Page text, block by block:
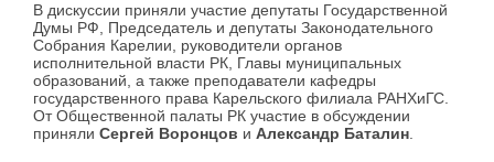
В дискуссии приняли участие депутаты Государственной
Думы РФ, Председатель и депутаты Законодательного
Собрания Карелии, руководители органов
исполнительной власти РК, Главы муниципальных
образований, а также преподаватели кафедры
государственного права Карельского филиала РАНХиГС.
От Общественной палаты РК участие в обсуждении
приняли Сергей Воронцов и Александр Баталин.